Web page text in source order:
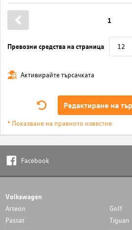
Превозни средства на страница
1
Активирайте търсачката
Редактиране на
* Показване на правното известие
Facebook
Volkswagen
Arteon
Golf
Passat
Tiguan